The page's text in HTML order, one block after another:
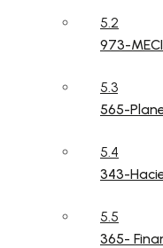
5.2
973-
5.3
565-
5.4
343-
5.5
365-